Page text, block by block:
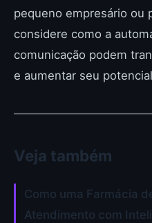
pequeno empresário ou
considere como a
comunicação podem
e aumentar seu
Veja também
Como uma Farmácia
Atendimento com